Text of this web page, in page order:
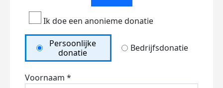
Ik doe een anonieme donatie
Persoonlijke
donatie
Bedrijfsdonatie
Voornaam *